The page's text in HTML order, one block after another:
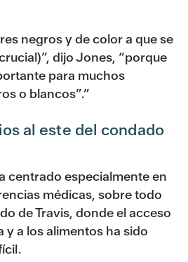
negros y de color a que se
dijo Jones, “porque
para muchos
o blancos”.”
al este del condado
centrado especialmente en
médicas, sobre todo
de Travis, donde el acceso
y a los alimentos ha sido